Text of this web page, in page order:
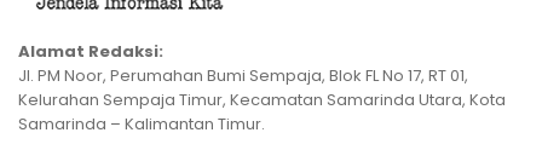
Alamat Redaksi:
Jl. PM Noor, Perumahan Bumi Sempaja, Blok FL No 17, RT 01,
Kelurahan Sempaja Timur, Kecamatan Samarinda Utara, Kota
Samarinda – Kalimantan Timur.